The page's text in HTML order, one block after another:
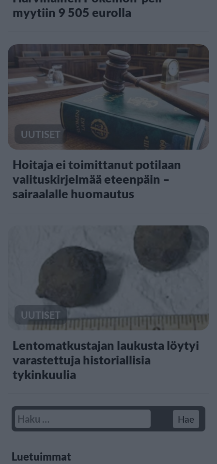
myytiin 9 505 eurolla
UUTISET
Hoitaja ei toimittanut potilaan
valituskirjelmää eteenpäin –
sairaalalle huomautus
UUTISET
Lentomatkustajan laukusta löytyi
varastettuja historiallisia
tykinkuulia
Luetuimmat